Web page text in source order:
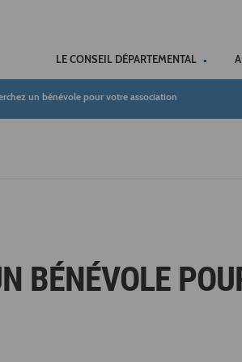
LE CONSEIL DÉPARTEMENTAL
un bénévole pour votre association
BÉNÉVOLE